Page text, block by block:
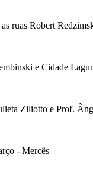
ruas Robert
e Cidade
Ziliotto e Prof.
- Mercês